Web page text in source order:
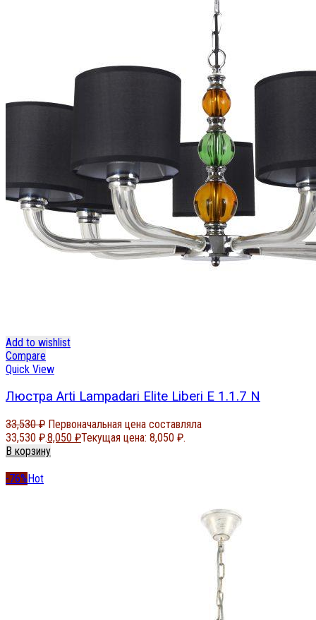
Add to wishlist
Compare
Quick View
Люстра Arti Lampadari Elite Liberi E 1.1.7 N
33,530₽ Первоначальная цена составляла
33,530 ₽.8,050 ₽Текущая цена: 8,050 ₽.
В корзину
-76% Hot